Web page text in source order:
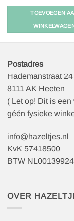
TOEVOEGEN
Postadres
Hademanstraat 24
8111 AK Heeten
( Let op! Dit is een
géén fysieke
info@hazeltjes.nl
KvK 57418500
BTW
OVER